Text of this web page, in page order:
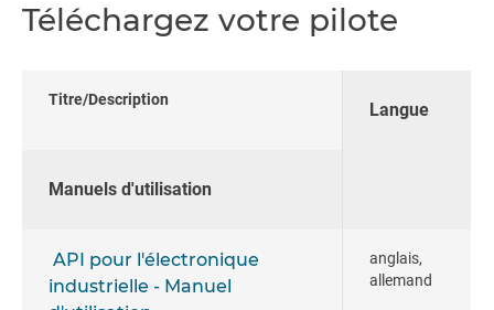
Téléchargez votre pilote
Titre/Description Langue
Manuels d'utilisation
API pour l'électronique
industrielle - Manuel
anglais,
allemand